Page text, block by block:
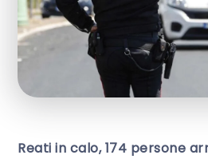
Reati in calo, 174 persone